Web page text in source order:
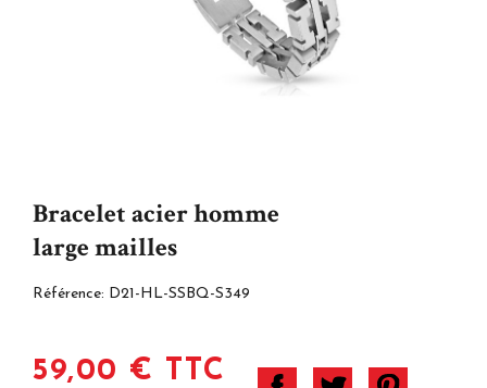
Bracelet acier homme
large mailles
Référence: D21-HL-SSBQ-S349
59,00 € TTC